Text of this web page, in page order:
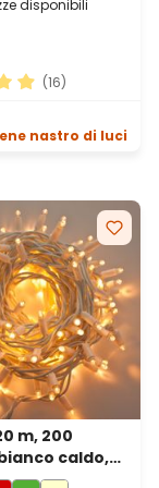
disponibili
media di 4.88
(16)
nastro di luci
m, 200
caldo,